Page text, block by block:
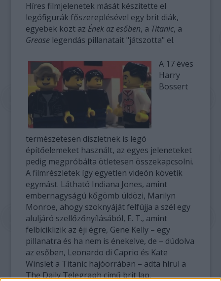
Híres filmjelenetek mását készítette el
legófigurák főszereplésével egy brit diák,
egyebek közt az Ének az esőben, a Titanic, a
Grease legendás pillanatait "játszotta" el.
A 17 éves
Harry
Bossert
természetesen díszletnek is legó
építőelemeket használt, az egyes jeleneteket
pedig megpróbálta ötletesen összekapcsolni.
A filmrészletek így egyetlen videón követik
egymást. Látható Indiana Jones, amint
embernagyságú kőgömb üldözi, Marilyn
Monroe, ahogy szoknyáját felfújja a szél egy
aluljáró szellőzőnyílásából, E. T., amint
felbiciklizik az éji égre, Gene Kelly – egy
pillanatra és ha nem is énekelve, de – dúdolva
az esőben, Leonardo di Caprio és Kate
Winslet a Titanic hajóorrában – adta hírül a
The Daily Telegraph című brit lap.